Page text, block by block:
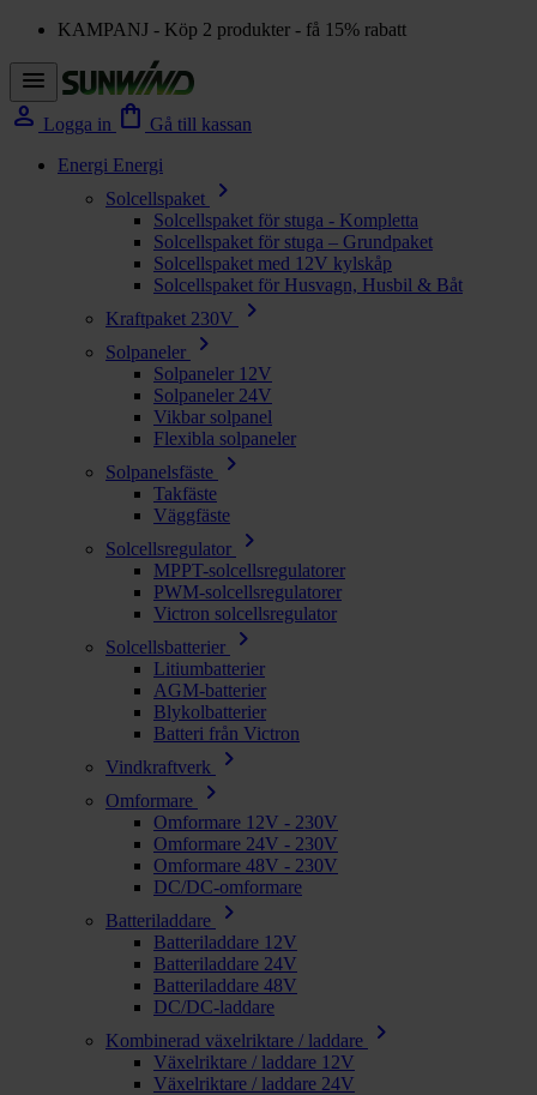
KAMPANJ - Köp 2 produkter - få 15% rabatt
menu
person Logga in shopping_bag Gå till kassan
Energi Energi
Solcellspaket
chevron_right
Solcellspaket för stuga - Kompletta
Solcellspaket för stuga – Grundpaket
Solcellspaket med 12V kylskåp
Solcellspaket för Husvagn, Husbil & Båt
Kraftpaket 230V
chevron_right
Solpaneler chevron_right
Solpaneler 12V
Solpaneler 24V
Vikbar solpanel
Flexibla solpaneler
Solpanelsfäste
chevron_right
Takfäste
Väggfäste
Solcellsregulator
chevron_right
MPPT-solcellsregulatorer
PWM-solcellsregulatorer
Victron solcellsregulator
Solcellsbatterier
chevron_right
Litiumbatterier
AGM-batterier
Blykolbatterier
Batteri från Victron
Vindkraftverk
chevron_right
Omformare chevron_right
Omformare 12V - 230V
Omformare 24V - 230V
Omformare 48V - 230V
DC/DC-omformare
Batteriladdare
chevron_right
Batteriladdare 12V
Batteriladdare 24V
Batteriladdare 48V
DC/DC-laddare
Kombinerad växelriktare / laddare
chevron_right
Växelriktare / laddare 12V
Växelriktare / laddare 24V